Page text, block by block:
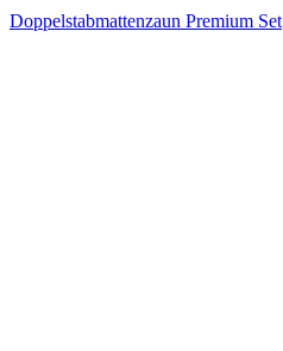
Doppelstabmattenzaun Premium Set